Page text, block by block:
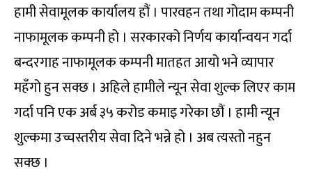
हामी सेवामूलक कार्यालय हौं । पारवहन तथा गोदाम कम्पनी
नाफामूलक कम्पनी हो । सरकारको निर्णय कार्यान्वयन गर्दा
बन्दरगाह नाफामूलक कम्पनी मातहत आयो भने व्यापार
महँगो हुन सक्छ । अहिले हामीले न्यून सेवा शुल्क लिएर काम
गर्दा पनि एक अर्ब ३५ करोड कमाइ गरेका छौं । हामी न्यून
शुल्कमा उच्चस्तरीय सेवा दिने भन्ने हो । अब त्यस्तो नहुन
सक्छ ।